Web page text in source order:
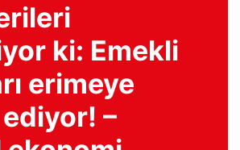
ki: Emekli
erimeye
–